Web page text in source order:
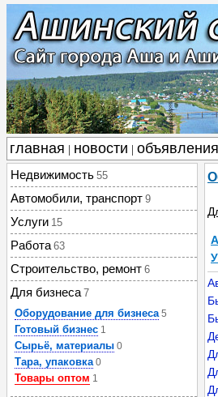
главная новости объявления
Недвижимость 55
Автомобили, транспорт 9
Услуги 15
Работа 63
Строительство, ремонт 6
Для бизнеса 7
Оборудование для бизнеса 5
Готовый бизнес 1
Сырьё, материалы 0
Тара, упаковка 0
Товары оптом 1